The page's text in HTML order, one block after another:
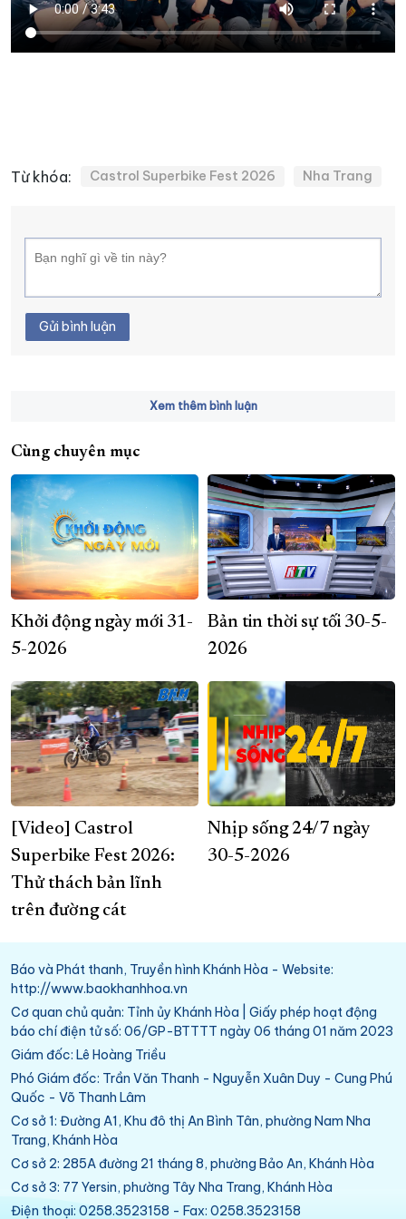
XÂY DỰNG KHÁNH HÒA TRỞ THÀNH THÀNH PHỐ TRỰC THUỘC
Từ khóa: Castrol Superbike Fest 2026 Nha Trang
Gửi bình luận
Xem thêm bình luận
Cùng chuyên mục
Khởi động ngày mới 31-
5-2026
Bản tin thời sự tối 30-5-
2026
[Video] Castrol
Superbike Fest 2026:
Thử thách bản lĩnh
trên đường cát
Nhịp sống 24/7 ngày
30-5-2026
Báo và Phát thanh, Truyền hình Khánh Hòa - Website:
http://www.baokhanhhoa.vn
Cơ quan chủ quản: Tỉnh ủy Khánh Hòa | Giấy phép hoạt động
báo chí điện tử số: 06/GP-BTTTT ngày 06 tháng 01 năm 2023
Giám đốc: Lê Hoàng Triều
Phó Giám đốc: Trần Văn Thanh - Nguyễn Xuân Duy - Cung Phú
Quốc - Võ Thanh Lâm
Cơ sở 1: Đường A1, Khu đô thị An Bình Tân, phường Nam Nha
Trang, Khánh Hòa
Cơ sở 2: 285A đường 21 tháng 8, phường Bảo An, Khánh Hòa
Cơ sở 3: 77 Yersin, phường Tây Nha Trang, Khánh Hòa
Điện thoại: 0258.3523158 - Fax: 0258.3523158